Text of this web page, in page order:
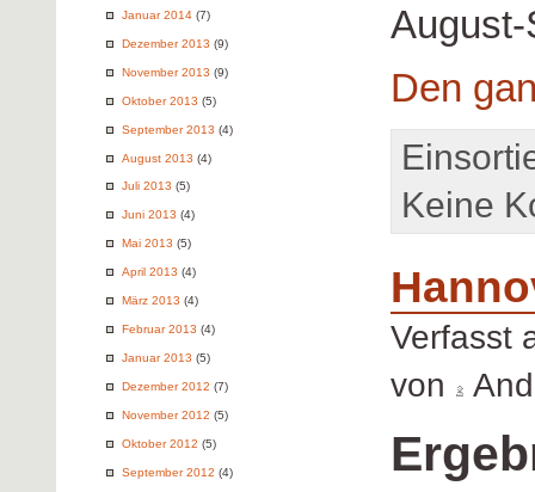
Januar 2014 (7)
Dezember 2013 (9)
November 2013 (9)
Oktober 2013 (5)
September 2013 (4)
August 2013 (4)
Juli 2013 (5)
Juni 2013 (4)
Mai 2013 (5)
April 2013 (4)
März 2013 (4)
Februar 2013 (4)
Januar 2013 (5)
Dezember 2012 (7)
November 2012 (5)
Oktober 2012 (5)
September 2012 (4)
Den
Keine
Verfasst
von